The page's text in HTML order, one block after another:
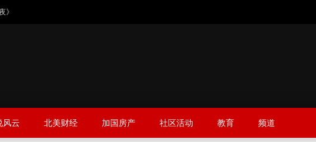
》
风云 北美财经 加国房产 社区活动 教育 频道